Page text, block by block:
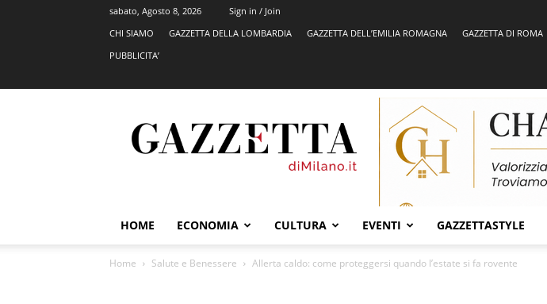
sabato, Agosto 8, 2026
Sign in / Join
CHI SIAMO
GAZZETTA DELLA LOMBARDIA GAZZETTA DELL’EMILIA ROMAGNA GAZZETTA DI ROMA
PUBBLICITA’
HOME ECONOMIA CULTURA EVENTI GAZZETTASTYLE
Home Salute e Benessere Allerta caldo: come proteggersi quando l’estate si fa rovente